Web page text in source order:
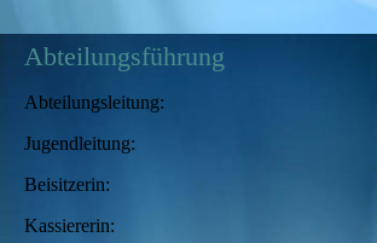
Abteilungsführung
Abteilungsleitung:
Jugendleitung:
Beisitzerin:
Kassiererin: